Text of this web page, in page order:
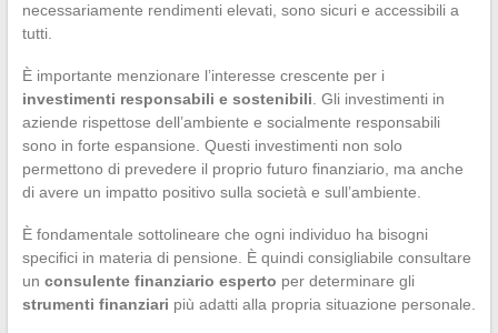
necessariamente rendimenti elevati, sono sicuri e accessibili a
tutti.
È importante menzionare l’interesse crescente per i
investimenti responsabili e sostenibili . Gli investimenti in
aziende rispettose dell’ambiente e socialmente responsabili
sono in forte espansione. Questi investimenti non solo
permettono di prevedere il proprio futuro finanziario, ma anche
di avere un impatto positivo sulla società e sull’ambiente.
È fondamentale sottolineare che ogni individuo ha bisogni
specifici in materia di pensione. È quindi consigliabile consultare
un consulente finanziario esperto per determinare gli
strumenti finanziari più adatti alla propria situazione personale.